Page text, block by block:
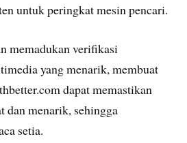
untuk peringkat mesin pencari.
memadukan verifikasi
yang menarik, membuat
dapat memastikan
dan menarik, sehingga
setia.